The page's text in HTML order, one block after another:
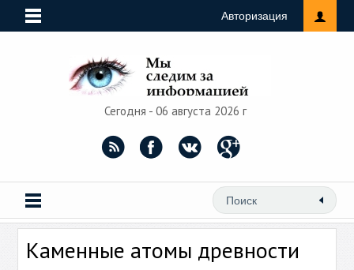
Авторизация
Сегодня - 06 августа 2026 г
Каменные атомы древности